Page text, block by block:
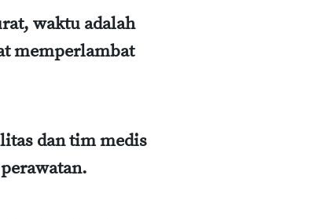
waktu adalah
memperlambat
dan tim medis